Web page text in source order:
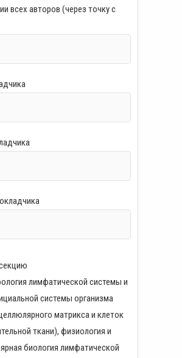
всех авторов (через точку с
лимфатической системы и
системы организма
матрикса и клеток
ткани), физиология и
биология лимфатической